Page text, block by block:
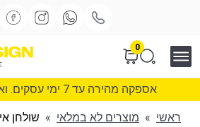
0
אספקה מהירה עד 7 ימי עסקים. ואולי הרבה לפני...
ראשי » מוצרים לא במלאי » שולחן